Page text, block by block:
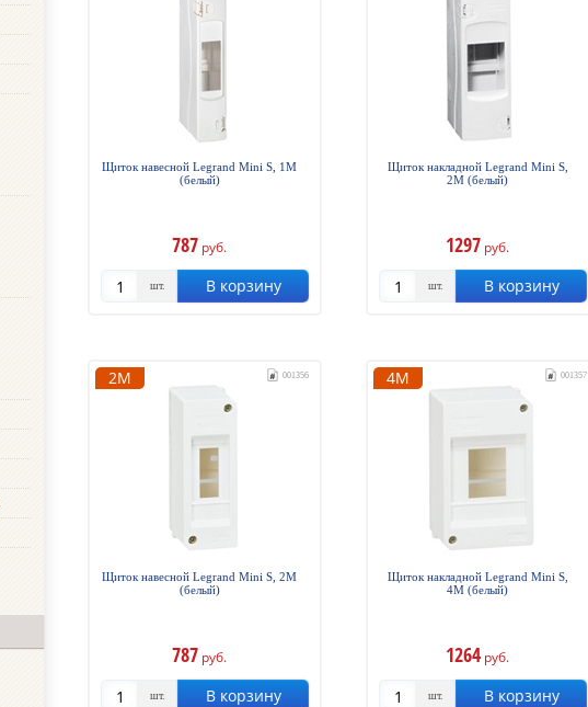
Щиток навесной Legrand Mini S, 1М
(белый)
787 руб.
шт. В корзину
Щиток накладной Legrand Mini S,
2М (белый)
1297 руб.
шт. В корзину
2М
Щиток навесной Legrand Mini S, 2М
(белый)
001356
787 руб.
шт. В корзину
4М
Щиток накладной Legrand Mini S,
4М (белый)
001357
1264 руб.
шт. В корзину